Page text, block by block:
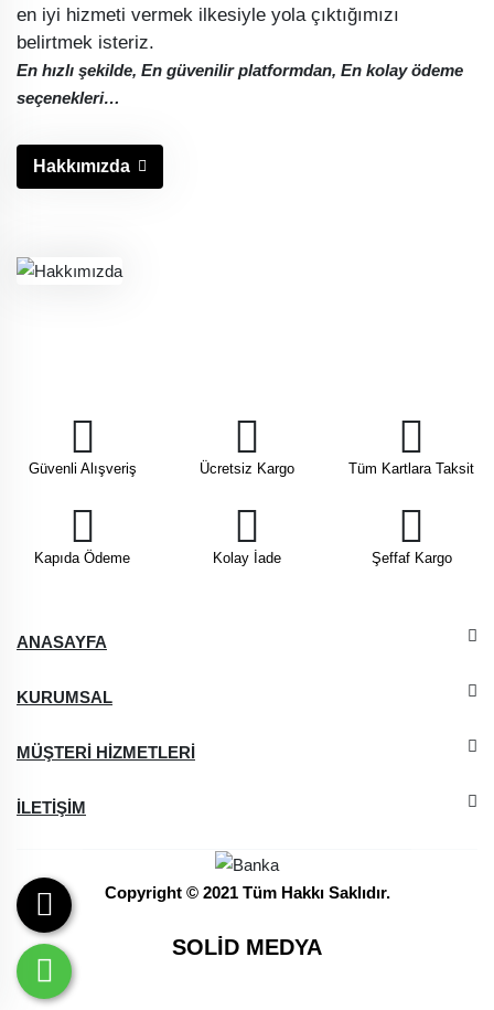
en iyi hizmeti vermek ilkesiyle yola çıktığımızı
belirtmek isteriz.
En hızlı şekilde, En güvenilir platformdan, En kolay ödeme
seçenekleri…
Hakkımızda
Güvenli Alışveriş Ücretsiz Kargo Tüm Kartlara Taksit
Kapıda Ödeme Kolay İade Şeffaf Kargo
ANASAYFA
KURUMSAL
MÜŞTERİ HİZMETLERİ
İLETİŞİM
Copyright © 2021 Tüm Hakkı Saklıdır.
SOLİD MEDYA